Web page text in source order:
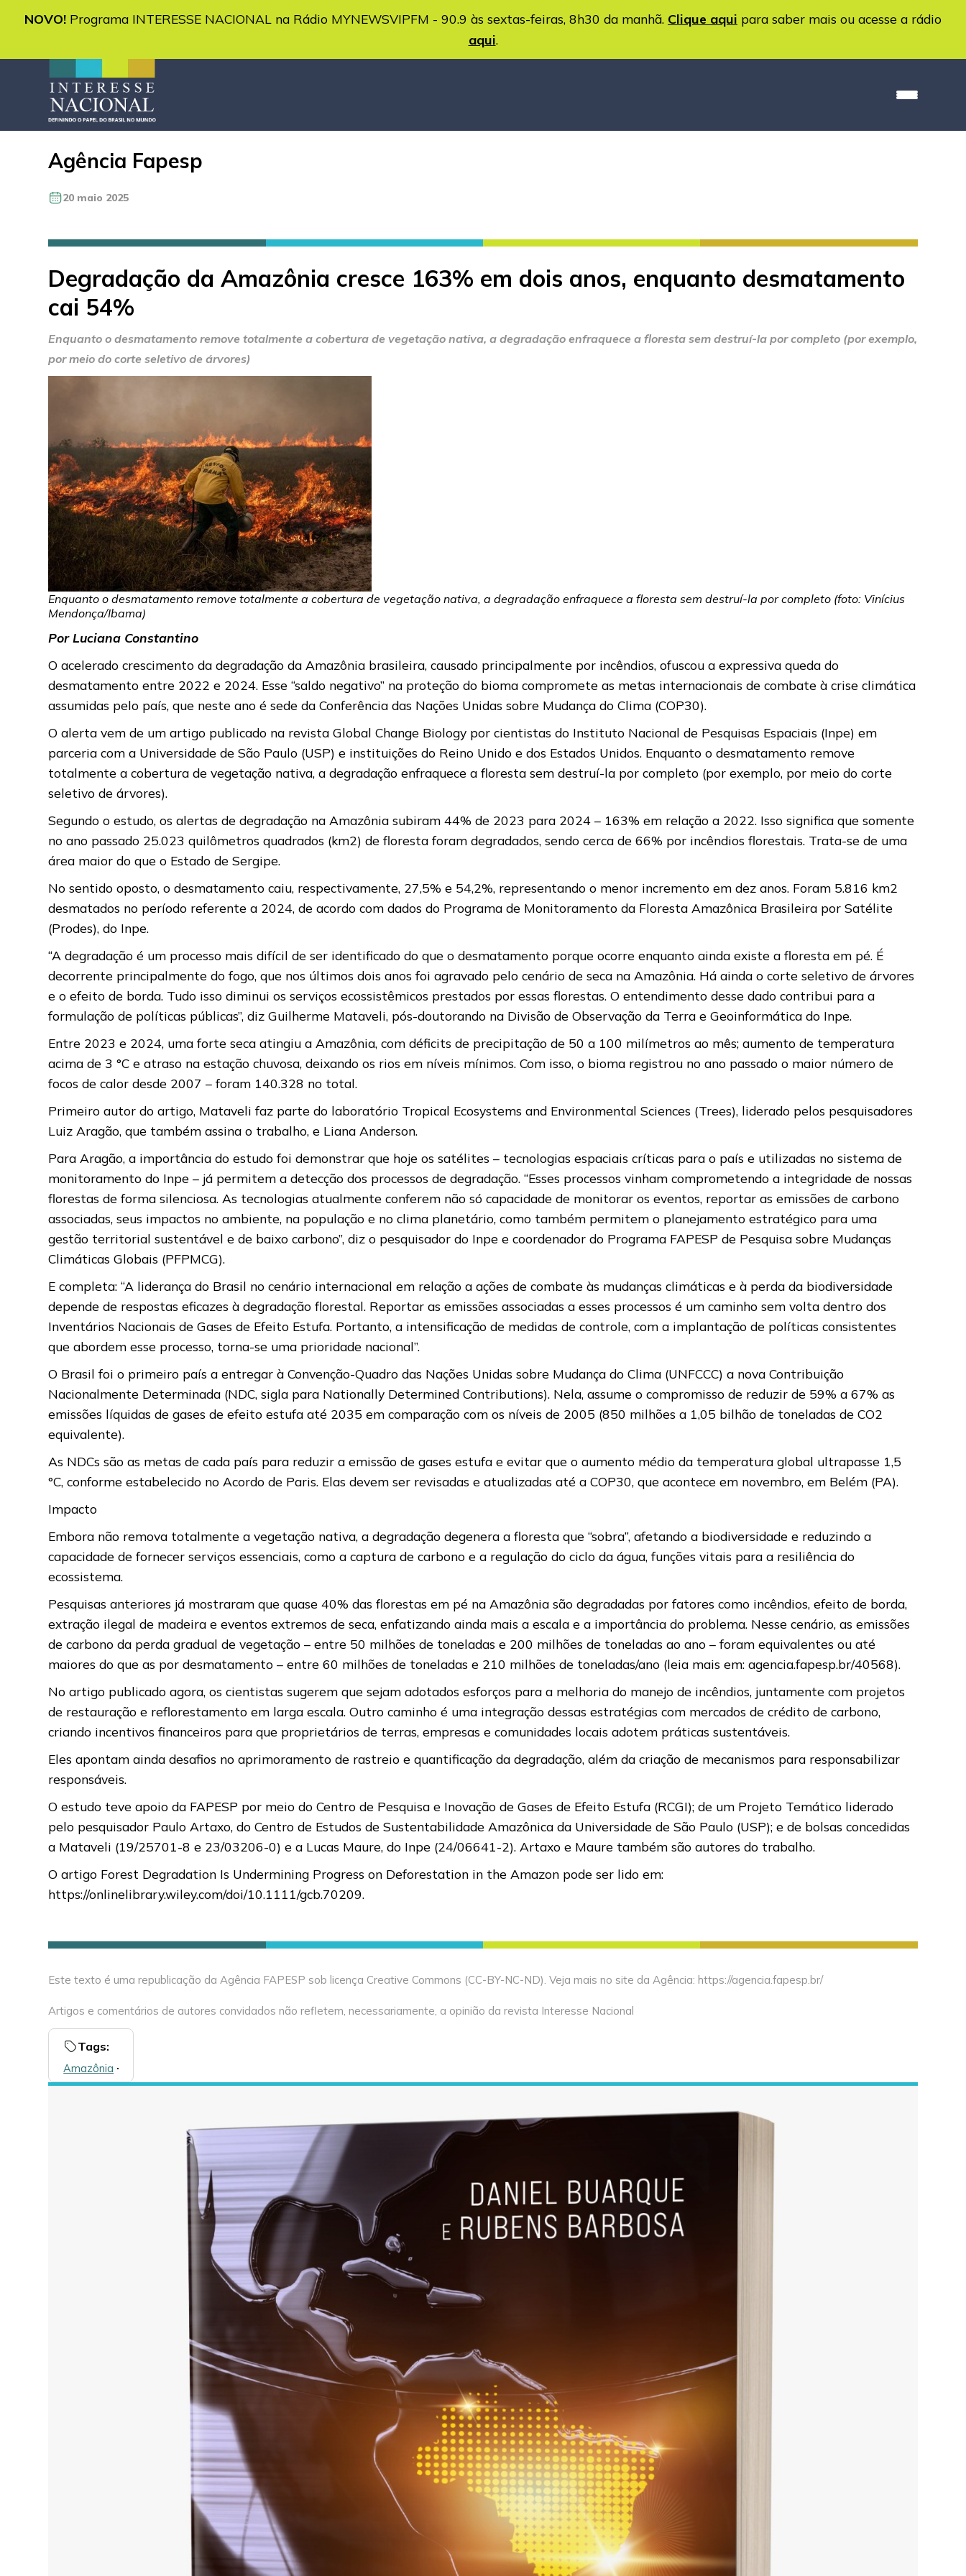
NOVO! Programa INTERESSE NACIONAL na Rádio MYNEWSVIPFM - 90.9 às sextas-feiras, 8h30 da manhã. Clique aqui para saber mais ou acesse a rádio
aqui.
Agência Fapesp
20 maio 2025
Degradação da Amazônia cresce 163% em dois anos, enquanto desmatamento
cai 54%
Enquanto o desmatamento remove totalmente a cobertura de vegetação nativa, a degradação enfraquece a floresta sem destruí-la por completo (por exemplo,
por meio do corte seletivo de árvores)
Enquanto o desmatamento remove totalmente a cobertura de vegetação nativa, a degradação enfraquece a floresta sem destruí-la por completo (foto: Vinícius
Mendonça/Ibama)
Por Luciana Constantino
O acelerado crescimento da degradação da Amazônia brasileira, causado principalmente por incêndios, ofuscou a expressiva queda do
desmatamento entre 2022 e 2024. Esse “saldo negativo” na proteção do bioma compromete as metas internacionais de combate à crise climática
assumidas pelo país, que neste ano é sede da Conferência das Nações Unidas sobre Mudança do Clima (COP30).
O alerta vem de um artigo publicado na revista Global Change Biology por cientistas do Instituto Nacional de Pesquisas Espaciais (Inpe) em
parceria com a Universidade de São Paulo (USP) e instituições do Reino Unido e dos Estados Unidos. Enquanto o desmatamento remove
totalmente a cobertura de vegetação nativa, a degradação enfraquece a floresta sem destruí-la por completo (por exemplo, por meio do corte
seletivo de árvores).
Segundo o estudo, os alertas de degradação na Amazônia subiram 44% de 2023 para 2024 – 163% em relação a 2022. Isso significa que somente
no ano passado 25.023 quilômetros quadrados (km2) de floresta foram degradados, sendo cerca de 66% por incêndios florestais. Trata-se de uma
área maior do que o Estado de Sergipe.
No sentido oposto, o desmatamento caiu, respectivamente, 27,5% e 54,2%, representando o menor incremento em dez anos. Foram 5.816 km2
desmatados no período referente a 2024, de acordo com dados do Programa de Monitoramento da Floresta Amazônica Brasileira por Satélite
(Prodes), do Inpe.
“A degradação é um processo mais difícil de ser identificado do que o desmatamento porque ocorre enquanto ainda existe a floresta em pé. É
decorrente principalmente do fogo, que nos últimos dois anos foi agravado pelo cenário de seca na Amazônia. Há ainda o corte seletivo de árvores
e o efeito de borda. Tudo isso diminui os serviços ecossistêmicos prestados por essas florestas. O entendimento desse dado contribui para a
formulação de políticas públicas”, diz Guilherme Mataveli, pós-doutorando na Divisão de Observação da Terra e Geoinformática do Inpe.
Entre 2023 e 2024, uma forte seca atingiu a Amazônia, com déficits de precipitação de 50 a 100 milímetros ao mês; aumento de temperatura
acima de 3 °C e atraso na estação chuvosa, deixando os rios em níveis mínimos. Com isso, o bioma registrou no ano passado o maior número de
focos de calor desde 2007 – foram 140.328 no total.
Primeiro autor do artigo, Mataveli faz parte do laboratório Tropical Ecosystems and Environmental Sciences (Trees), liderado pelos pesquisadores
Luiz Aragão, que também assina o trabalho, e Liana Anderson.
Para Aragão, a importância do estudo foi demonstrar que hoje os satélites – tecnologias espaciais críticas para o país e utilizadas no sistema de
monitoramento do Inpe – já permitem a detecção dos processos de degradação. “Esses processos vinham comprometendo a integridade de nossas
florestas de forma silenciosa. As tecnologias atualmente conferem não só capacidade de monitorar os eventos, reportar as emissões de carbono
associadas, seus impactos no ambiente, na população e no clima planetário, como também permitem o planejamento estratégico para uma
gestão territorial sustentável e de baixo carbono”, diz o pesquisador do Inpe e coordenador do Programa FAPESP de Pesquisa sobre Mudanças
Climáticas Globais (PFPMCG).
E completa: “A liderança do Brasil no cenário internacional em relação a ações de combate às mudanças climáticas e à perda da biodiversidade
depende de respostas eficazes à degradação florestal. Reportar as emissões associadas a esses processos é um caminho sem volta dentro dos
Inventários Nacionais de Gases de Efeito Estufa. Portanto, a intensificação de medidas de controle, com a implantação de políticas consistentes
que abordem esse processo, torna-se uma prioridade nacional”.
O Brasil foi o primeiro país a entregar à Convenção-Quadro das Nações Unidas sobre Mudança do Clima (UNFCCC) a nova Contribuição
Nacionalmente Determinada (NDC, sigla para Nationally Determined Contributions). Nela, assume o compromisso de reduzir de 59% a 67% as
emissões líquidas de gases de efeito estufa até 2035 em comparação com os níveis de 2005 (850 milhões a 1,05 bilhão de toneladas de CO2
equivalente).
As NDCs são as metas de cada país para reduzir a emissão de gases estufa e evitar que o aumento médio da temperatura global ultrapasse 1,5
°C, conforme estabelecido no Acordo de Paris. Elas devem ser revisadas e atualizadas até a COP30, que acontece em novembro, em Belém (PA).
Impacto
Embora não remova totalmente a vegetação nativa, a degradação degenera a floresta que “sobra”, afetando a biodiversidade e reduzindo a
capacidade de fornecer serviços essenciais, como a captura de carbono e a regulação do ciclo da água, funções vitais para a resiliência do
ecossistema.
Pesquisas anteriores já mostraram que quase 40% das florestas em pé na Amazônia são degradadas por fatores como incêndios, efeito de borda,
extração ilegal de madeira e eventos extremos de seca, enfatizando ainda mais a escala e a importância do problema. Nesse cenário, as emissões
de carbono da perda gradual de vegetação – entre 50 milhões de toneladas e 200 milhões de toneladas ao ano – foram equivalentes ou até
maiores do que as por desmatamento – entre 60 milhões de toneladas e 210 milhões de toneladas/ano (leia mais em: agencia.fapesp.br/40568).
No artigo publicado agora, os cientistas sugerem que sejam adotados esforços para a melhoria do manejo de incêndios, juntamente com projetos
de restauração e reflorestamento em larga escala. Outro caminho é uma integração dessas estratégias com mercados de crédito de carbono,
criando incentivos financeiros para que proprietários de terras, empresas e comunidades locais adotem práticas sustentáveis.
Eles apontam ainda desafios no aprimoramento de rastreio e quantificação da degradação, além da criação de mecanismos para responsabilizar
responsáveis.
O estudo teve apoio da FAPESP por meio do Centro de Pesquisa e Inovação de Gases de Efeito Estufa (RCGI); de um Projeto Temático liderado
pelo pesquisador Paulo Artaxo, do Centro de Estudos de Sustentabilidade Amazônica da Universidade de São Paulo (USP); e de bolsas concedidas
a Mataveli (19/25701-8 e 23/03206-0) e a Lucas Maure, do Inpe (24/06641-2). Artaxo e Maure também são autores do trabalho.
O artigo Forest Degradation Is Undermining Progress on Deforestation in the Amazon pode ser lido em:
https://onlinelibrary.wiley.com/doi/10.1111/gcb.70209.
Este texto é uma republicação da Agência FAPESP sob licença Creative Commons (CC-BY-NC-ND). Veja mais no site da Agência: https://agencia.fapesp.br/
Artigos e comentários de autores convidados não refletem, necessariamente, a opinião da revista Interesse Nacional
Tags:
Amazônia 🞌